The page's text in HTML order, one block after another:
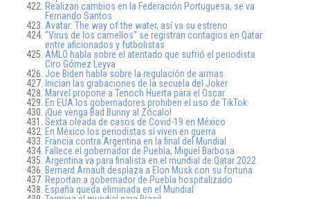
Realizan cambios en la Federación Portuguesa, se va
Fernando Santos
Avatar: The way of the water, así va su estreno
”Virus de los camellos” se registran contagios en Qatar
entre aficionados y futbolistas
AMLO habla sobre el atentado que sufrió el periodista
Ciro Gómez Leyva
Joe Biden habla sobre la regulación de armas
Inician las grabaciones de la secuela del Joker
Marvel propone a Tenoch Huerta para el Oscar
En EUA los gobernadores prohiben el uso de TikTok
¡Que venga Bad Bunny al Zócalo!
Sexta oleada de casos de Covid-19 en México
En México los periodistas sí viven en guerra
Francia contra Argentina en la final del Mundial
Fallece el gobernador de Puebla, Miguel Barbosa
Argentina va para finalista en el mundial de Qatar 2022
Bernard Arnault desplaza a Elon Musk con su fortuna
Reportan a gobernador de Puebla hospitalizado
España queda eliminada en el Mundial